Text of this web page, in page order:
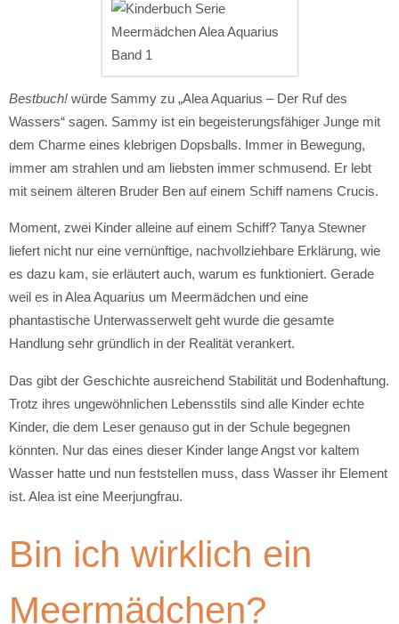
Bestbuch! würde Sammy zu „Alea Aquarius – Der Ruf des
Wassers“ sagen. Sammy ist ein begeisterungsfähiger Junge mit
dem Charme eines klebrigen Dopsballs. Immer in Bewegung,
immer am strahlen und am liebsten immer schmusend. Er lebt
mit seinem älteren Bruder Ben auf einem Schiff namens Crucis.
Moment, zwei Kinder alleine auf einem Schiff? Tanya Stewner
liefert nicht nur eine vernünftige, nachvollziehbare Erklärung, wie
es dazu kam, sie erläutert auch, warum es funktioniert. Gerade
weil es in Alea Aquarius um Meermädchen und eine
phantastische Unterwasserwelt geht wurde die gesamte
Handlung sehr gründlich in der Realität verankert.
Das gibt der Geschichte ausreichend Stabilität und Bodenhaftung.
Trotz ihres ungewöhnlichen Lebensstils sind alle Kinder echte
Kinder, die dem Leser genauso gut in der Schule begegnen
könnten. Nur das eines dieser Kinder lange Angst vor kaltem
Wasser hatte und nun feststellen muss, dass Wasser ihr Element
ist. Alea ist eine Meerjungfrau.
Bin ich wirklich ein
Meermädchen?